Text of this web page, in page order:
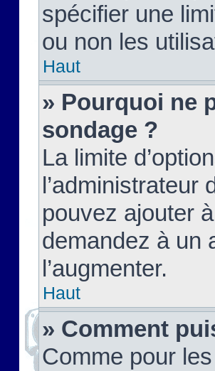
spécifier une
ou non les
Haut
» Pourquoi ne
sondage ?
La limite
l’administrateur
pouvez ajouter
demandez à un
l’augmenter.
Haut
» Comment
Comme pour